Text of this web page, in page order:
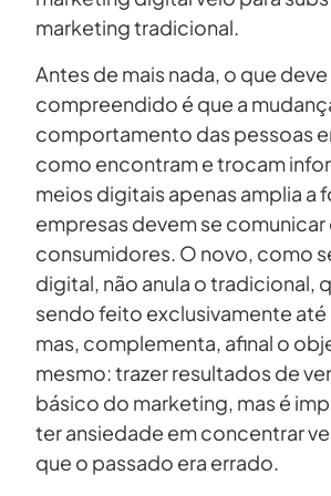
marketing tradicional.
Antes de mais nada, o que deve
compreendido é que a
comportamento das pessoas
como encontram e trocam
meios digitais apenas amplia a
empresas devem se comunicar
consumidores. O novo, como
digital, não anula o tradicional,
sendo feito exclusivamente
mas, complementa, afinal o
mesmo: trazer resultados de
básico do marketing, mas é
ter ansiedade em concentrar
que o passado era errado.